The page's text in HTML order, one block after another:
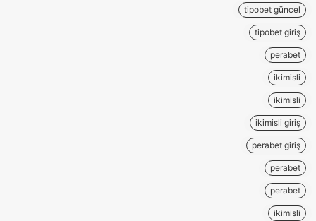
tipobet güncel
tipobet giriş
perabet
ikimisli
ikimisli
ikimisli giriş
perabet giriş
perabet
perabet
ikimisli